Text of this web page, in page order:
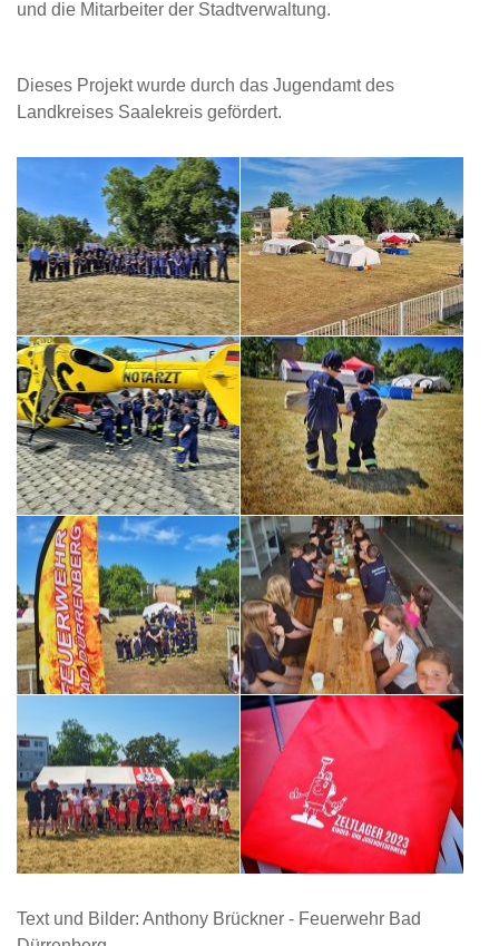
und die Mitarbeiter der Stadtverwaltung.
Dieses Projekt wurde durch das Jugendamt des
Landkreises Saalekreis gefördert.
Text und Bilder: Anthony Brückner - Feuerwehr Bad